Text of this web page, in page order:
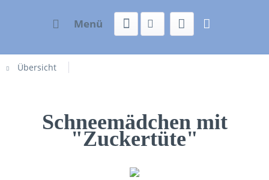
Menü
Übersicht
Schneemädchen mit
"Zuckertüte"